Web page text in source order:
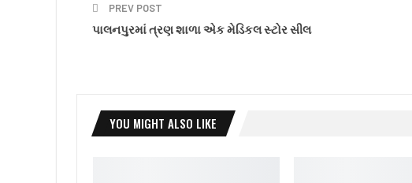
PREV POST
પાલનપુરમાં ત્રણ શાળા એક મેડિકલ સ્ટોર સીલ
YOU MIGHT ALSO LIKE